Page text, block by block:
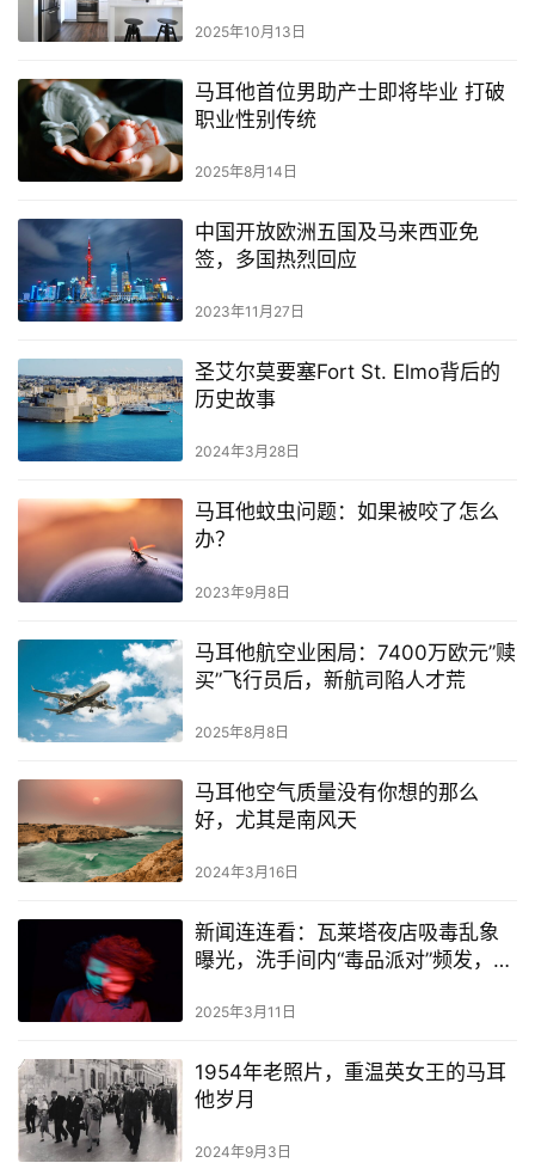
2025年10月13日
马耳他首位男助产士即将毕业 打破
职业性别传统
2025年8月14日
中国开放欧洲五国及马来西亚免
签，多国热烈回应
2023年11月27日
圣艾尔莫要塞Fort St. Elmo背后的
历史故事
2024年3月28日
马耳他蚊虫问题：如果被咬了怎么
办？
2023年9月8日
马耳他航空业困局：7400万欧元”赎
买”飞行员后，新航司陷人才荒
2025年8月8日
马耳他空气质量没有你想的那么
好，尤其是南风天
2024年3月16日
新闻连连看：瓦莱塔夜店吸毒乱象
曝光，洗手间内“毒品派对”频发，年
2025年3月11日
1954年老照片，重温英女王的马耳
他岁月
2024年9月3日